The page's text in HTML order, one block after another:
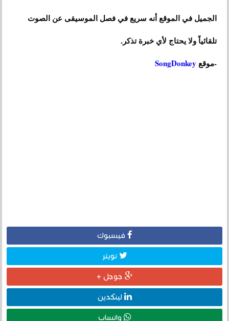
الجميل في الموقع أنه سريع في فصل الموسيقى عن الصوت
تلقائياً ولا يحتاج لأي خبرة تذكر.
-موقع SongDonkey
فيسبوك
تويتر
جوجل +
لينكدين
واتساب